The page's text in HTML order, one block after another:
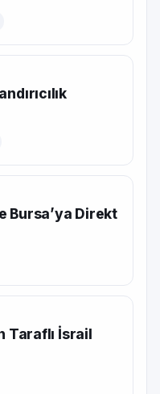
Bursa’ya Direkt
Taraflı İsrail